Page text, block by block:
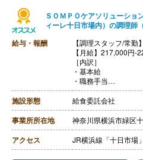
ＳＯＭＰＯケアソリューショ
ィーレ十日市場内）の調理師
給与・報酬
【調理スタッフ/常勤
【月給】217,000円-
［内訳］
・基本給
・職務手当
・働きがい向上手当
［その他手当］
・時間外手当（超過
・精皆勤手当 6,000
【賞与】年2回（計
【通勤手当】あり（
【昇給】あり
施設形態 給食委託会社
事業所所在地 神奈川県横浜市緑区
アクセス JR横浜線「十日市場